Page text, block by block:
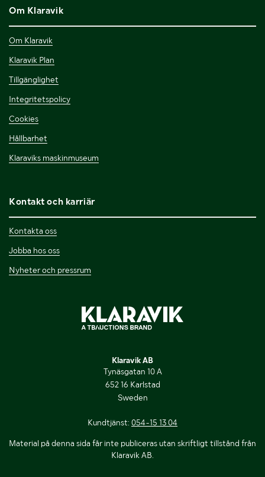
Om Klaravik
Om Klaravik
Klaravik Plan
Tillgänglighet
Integritetspolicy
Cookies
Hållbarhet
Klaraviks maskinmuseum
Kontakt och karriär
Kontakta oss
Jobba hos oss
Nyheter och pressrum
Klaravik AB
Tynäsgatan 10 A
652 16 Karlstad
Sweden
Kundtjänst: 054-15 13 04
Material på denna sida får inte publiceras utan skriftligt tillstånd från
Klaravik AB.